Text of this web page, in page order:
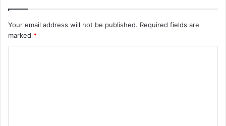
Your email address will not be published. Required fields are
marked *